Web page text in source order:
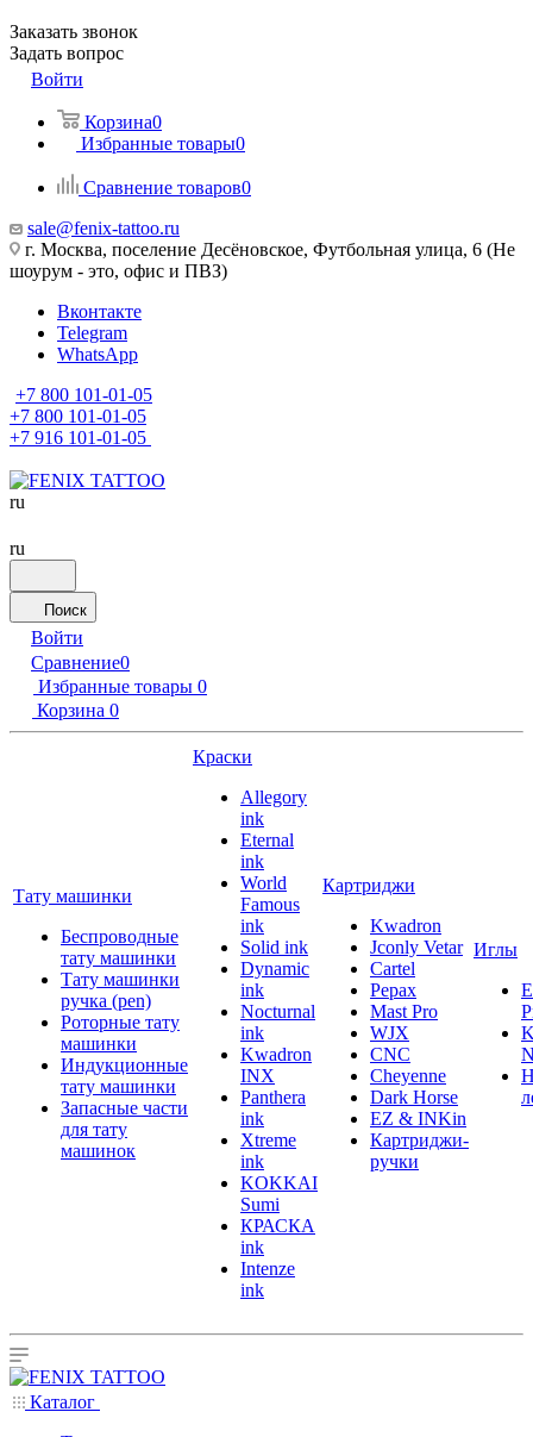
Заказать звонок
Задать вопрос
Войти
Корзина0
Избранные товары0
Сравнение товаров0
sale@fenix-tattoo.ru
г. Москва, поселение Десёновское, Футбольная улица, 6 (Не
шоурум - это, офис и ПВЗ)
Вконтакте
Telegram
WhatsApp
+7 800 101-01-05
+7 800 101-01-05
+7 916 101-01-05
ru
ru
Поиск
Войти
Сравнение0
Избранные товары 0
Корзина 0
Тату машинки
Беспроводные
тату машинки
Тату машинки
ручка (pen)
Роторные тату
машинки
Индукционные
тату машинки
Запасные части
для тату
машинок
Краски
Allegory
ink
Eternal
ink
World
Famous
ink
Solid ink
Dynamic
ink
Nocturnal
ink
Kwadron
INX
Panthera
ink
Xtreme
ink
KOKKAI
Sumi
КРАСКА
ink
Intenze
ink
Картриджи
Kwadron
Jconly Vetar
Cartel
Pepax
Mast Pro
WJX
CNC
Cheyenne
Dark Horse
EZ & INKin
Картриджи-
ручки
Иглы
Каталог